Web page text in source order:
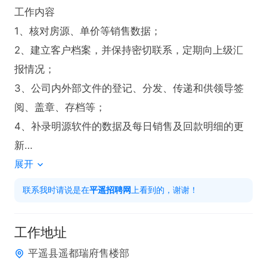
工作内容
1、核对房源、单价等销售数据；
2、建立客户档案，并保持密切联系，定期向上级汇
报情况；
3、公司内外部文件的登记、分发、传递和供领导签
阅、盖章、存档等；
4、补录明源软件的数据及每日销售及回款明细的更
新
5、负责组织客户进行银行约见，处理好与银行人员
的关系
1、35岁以下，大专以上学历
展开
联系我时请说是在平遥招聘网 上看到的，谢谢！
工作地址
平遥县遥都瑞府售楼部